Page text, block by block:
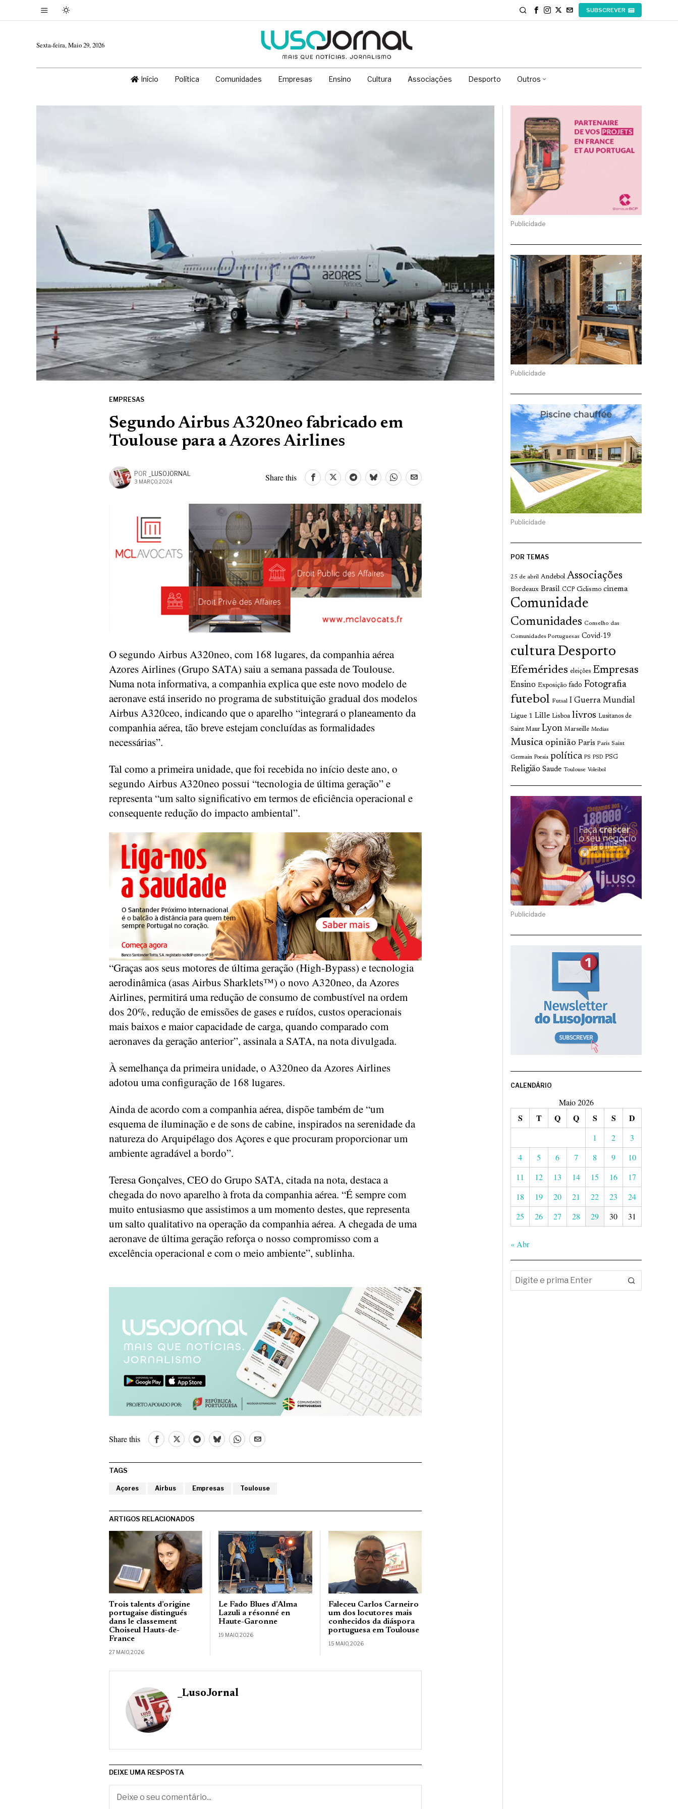
SUBSCREVER
Sexta-feira, Maio 29, 2026
Início Política Comunidades Empresas Ensino Cultura Associações Desporto Outros
EMPRESAS
Segundo Airbus A320neo fabricado em
Toulouse para a Azores Airlines
POR _LUSOJORNAL
3 MARÇO, 2024 Share this
O segundo Airbus A320neo, com 168 lugares, da companhia aérea
Azores Airlines (Grupo SATA) saiu a semana passada de Toulouse.
Numa nota informativa, a companhia explica que este novo modelo de
aeronave está inserido no programa de substituição gradual dos modelos
Airbus A320ceo, indicando que o aparelho “integrará o planeamento da
companhia aérea, tão breve estejam concluídas as formalidades
necessárias”.
Tal como a primeira unidade, que foi recebida no início deste ano, o
segundo Airbus A320neo possui “tecnologia de última geração” e
representa “um salto significativo em termos de eficiência operacional e
consequente redução do impacto ambiental”.
“Graças aos seus motores de última geração (High-Bypass) e tecnologia
aerodinâmica (asas Airbus Sharklets™) o novo A320neo, da Azores
Airlines, permitirá uma redução de consumo de combustível na ordem
dos 20%, redução de emissões de gases e ruídos, custos operacionais
mais baixos e maior capacidade de carga, quando comparado com
aeronaves da geração anterior”, assinala a SATA, na nota divulgada.
À semelhança da primeira unidade, o A320neo da Azores Airlines
adotou uma configuração de 168 lugares.
Ainda de acordo com a companhia aérea, dispõe também de “um
esquema de iluminação e de sons de cabine, inspirados na serenidade da
natureza do Arquipélago dos Açores e que procuram proporcionar um
ambiente agradável a bordo”.
Teresa Gonçalves, CEO do Grupo SATA, citada na nota, destaca a
chegada do novo aparelho à frota da companhia aérea. “É sempre com
muito entusiasmo que assistimos a um momento destes, que representa
um salto qualitativo na operação da companhia aérea. A chegada de uma
aeronave de última geração reforça o nosso compromisso com a
excelência operacional e com o meio ambiente”, sublinha.
Share this
TAGS
Açores Airbus Empresas Toulouse
ARTIGOS RELACIONADOS
Trois talents d’origine
portugaise distingués
dans le classement
Choiseul Hauts-de-
France
27 MAIO, 2026
Le Fado Blues d’Alma
Lazuli a résonné en
Haute-Garonne
19 MAIO, 2026
Faleceu Carlos Carneiro
um dos locutores mais
conhecidos da diáspora
portuguesa em Toulouse
15 MAIO, 2026
_LusoJornal
DEIXE UMA RESPOSTA
Publicidade
Publicidade
Publicidade
POR TEMAS
25 de abril Andebol Associações
Bordeaux Brasil CCP Ciclismo cinema
Comunidade
Comunidades Conselho das
Comunidades Portuguesas Covid-19
culturaDesporto
Efemérides eleições Empresas
Ensino Exposição fado Fotografia
futebol Futsal I Guerra Mundial
Ligue 1 Lille Lisboa livros Lusitanos de
Saint Maur Lyon Marseille Medias
Musica opinião Paris Paris Saint
Germain Poesia política PS PSD PSG
Religião Saude Toulouse Voleibol
Publicidade
CALENDÁRIO
Maio 2026
S T Q Q S S D
1 2
3
4
5 6 7 8 9
10
11
12 13 14 15 16
17
18
19 20 21 22 23
24
25
26 27 28 29 30 31
« Abr